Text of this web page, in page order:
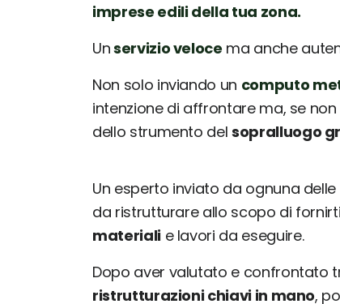
imprese edili della tua zona.
Unservizio veloce ma anche
Non solo inviando un computo
intenzione di affrontare ma, se
dello strumento del sopralluogo
Un esperto inviato da ognuna delle
da ristrutturare allo scopo di
materialie lavori da eseguire.
Dopo aver valutato e confrontato
ristrutturazioni chiavi in mano,